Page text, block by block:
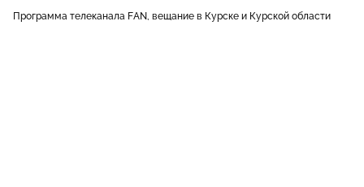
Программа телеканала FAN, вещание в Курске и Курской области